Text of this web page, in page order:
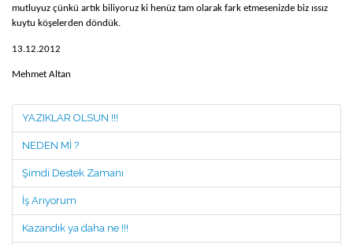
mutluyuz çünkü artık biliyoruz ki henüz tam olarak fark etmesenizde biz ıssız
kuytu köşelerden döndük.
13.12.2012
Mehmet Altan
YAZIKLAR OLSUN !!!
NEDEN Mİ ?
Şimdi Destek Zamanı
İş Arıyorum
Kazandık ya daha ne !!!